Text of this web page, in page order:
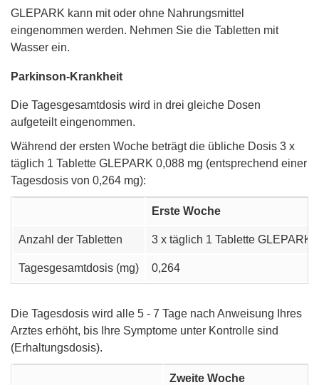
GLEPARK kann mit oder ohne Nahrungsmittel
eingenommen werden. Nehmen Sie die Tabletten mit
Wasser ein.
Parkinson-Krankheit
Die Tagesgesamtdosis wird in drei gleiche Dosen
aufgeteilt eingenommen.
Während der ersten Woche beträgt die übliche Dosis 3 x
täglich 1 Tablette GLEPARK 0,088 mg (entsprechend einer
Tagesdosis von 0,264 mg):
Erste Woche
Anzahl der Tabletten 3 x täglich 1 Tablette GLEPARK
Tagesgesamtdosis (mg) 0,264
Die Tagesdosis wird alle 5 - 7 Tage nach Anweisung Ihres
Arztes erhöht, bis Ihre Symptome unter Kontrolle sind
(Erhaltungsdosis).
Zweite Woche